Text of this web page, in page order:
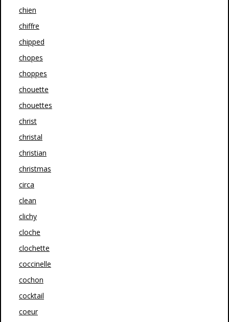
chien
chiffre
chipped
chopes
choppes
chouette
chouettes
christ
christal
christian
christmas
circa
clean
clichy
cloche
clochette
coccinelle
cochon
cocktail
coeur